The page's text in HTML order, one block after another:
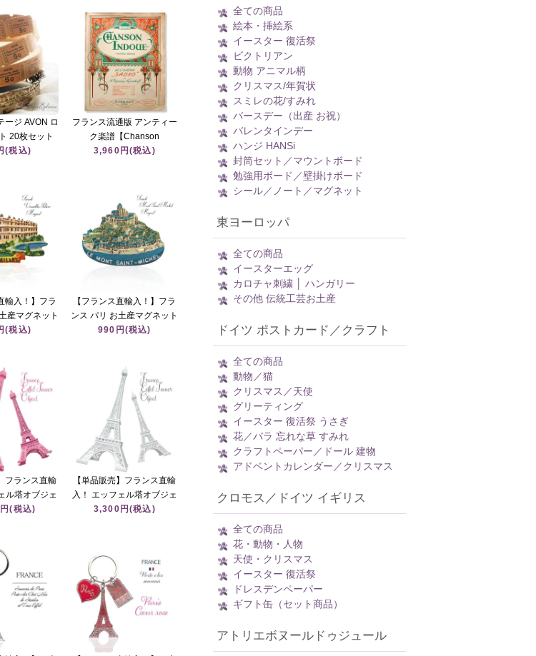
ージ AVON ロ
20枚セット
もの コラー
(税込)
フランス流通版 アンティー
ク楽譜【Chanson
Indoue】オペラ『Sadko』
3,960円(税込)
輸入！】フラ
産マグネット
ユ宮殿 ベルサ
(税込)
【フランス直輸入！】フラ
ンス パリ お土産マグネット
（モン・サン・ミッシェ
990円(税込)
フランス直輸
ル塔オブジェ
（ピンク 模
(税込)
【単品販売】フランス直輸
入！ エッフェル塔オブジェ
18cm、25cm（ホワイト 模
3,300円(税込)
全ての商品
絵本・挿絵系
イースター 復活祭
ビクトリアン
動物 アニマル柄
クリスマス/年賀状
スミレの花/すみれ
バースデー（出産 お祝）
バレンタインデー
ハンジ HANSi
封筒セット／マウントボード
勉強用ボード／壁掛けボード
シール／ノート／マグネット
東ヨーロッパ
全ての商品
イースターエッグ
カロチャ刺繍 │ ハンガリー
その他 伝統工芸お土産
ドイツ ポストカード／クラフト
全ての商品
動物／猫
クリスマス／天使
グリーティング
イースター 復活祭 うさぎ
花／バラ 忘れな草 すみれ
クラフトペーパー／ドール 建物
アドベントカレンダー／クリスマス
クロモス／ドイツ イギリス
全ての商品
花・動物・人物
天使・クリスマス
イースター 復活祭
ドレスデンペーパー
ギフト缶（セット商品）
アトリエボヌールドゥジュール